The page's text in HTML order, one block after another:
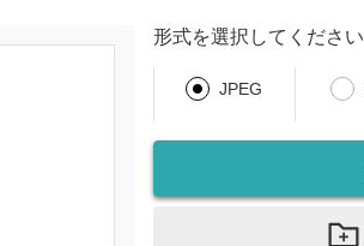
形式を選択してください
JPEG